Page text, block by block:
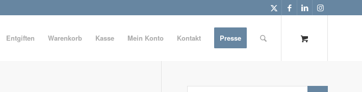
Entgiften Warenkorb Kasse Mein Konto Kontakt Presse